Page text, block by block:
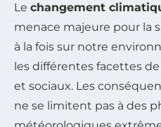
Le changement
menace majeure pour la
à la fois sur notre
les différentes facettes
et sociaux. Les
ne se limitent pas à des